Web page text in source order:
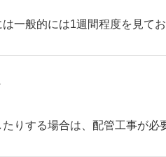
一般的には1週間程度を見てお
りする場合は、配管工事が必